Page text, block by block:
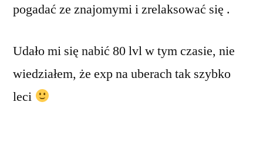
pogadać ze znajomymi i zrelaksować się .
Udało mi się nabić 80 lvl w tym czasie, nie
wiedziałem, że exp na uberach tak szybko
leci